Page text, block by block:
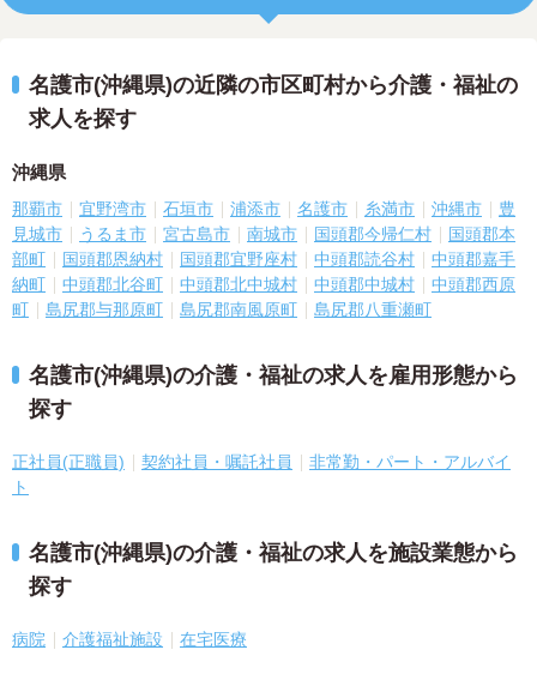
名護市(沖縄県)の近隣の市区町村から介護・福祉の
求人を探す
沖縄県
那覇市 宜野湾市 石垣市 浦添市 名護市 糸満市 沖縄市
豊
見城市
うるま市 宮古島市 南城市 国頭郡今帰仁村
国頭郡本
部町
国頭郡恩納村 国頭郡宜野座村 中頭郡読谷村
中頭郡嘉手
納町
中頭郡北谷町 中頭郡北中城村 中頭郡中城村
中頭郡西原
町
島尻郡与那原町 島尻郡南風原町 島尻郡八重瀬町
名護市(沖縄県)の介護・福祉の求人を雇用形態から
探す
正社員(正職員) 契約社員・嘱託社員
非常勤・パート・アルバイ
ト
名護市(沖縄県)の介護・福祉の求人を施設業態から
探す
病院 介護福祉施設 在宅医療